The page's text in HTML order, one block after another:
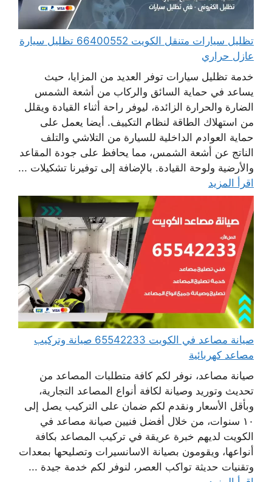
تظليل سيارات متنقل الكويت 66400552 تظليل سيارة
عازل حراري
خدمة تظليل سيارات توفر العديد من المزايا، حيث
يساعد في حماية السائق والركاب من أشعة الشمس
الضارة والحرارة الزائدة، ليوفر راحة أثناء القيادة ويقلل
من استهلاك الطاقة لنظام التكييف. أيضا يعمل على
حماية العوادم الداخلية للسيارة من التلاشي والتلف
الناتج عن أشعة الشمس، مما يحافظ على جودة المقاعد
والأرضية ولوحة القيادة. بالإضافة إلى توفيرنا تشكيلات ...
اقرأ المزيد
صيانة مصاعد في الكويت 65542233 صيانة وتركيب
مصاعد كهربائية
صيانة مصاعد، نوفر لكم كافة متطلبات المصاعد من
تحديث وتوريد وصيانة لكافة أنواع المصاعد التجارية،
وبأقل الأسعار ونقدم لكم ضمان على التركيب يصل إلى
١٠ سنوات، من خلال أفضل فنيين صيانة مصاعد في
الكويت لديهم خبرة عريقة في تركيب المصاعد بكافة
أنواعها، ويقومون بصيانة الاسانسيرات وتصليحها بمعدات
وتقنيات حديثة تواكب العصر، لنوفر لكم خدمة جيدة ...